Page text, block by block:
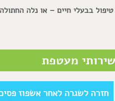
טיפול בבעלי חיים – או נלה החתולה
מעטפת
חזרה לשגרה לאחר אשפוז